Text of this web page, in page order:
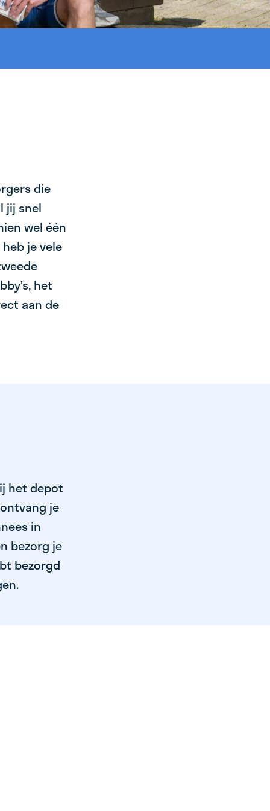
die
jij snel
wel één
je vele
het
aan de
het depot
je
in
bezorg je
bezorgd